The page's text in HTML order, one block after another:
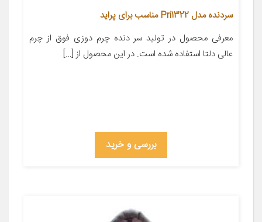
سردنده مدل Pri1322 مناسب برای پراید
معرفی محصول در تولید سر دنده چرم دوزی فوق از چرم
عالی دلتا استفاده شده است. در این محصول از […]
بررسی و خرید